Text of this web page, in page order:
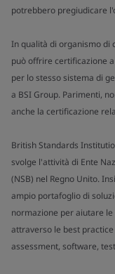
potrebbero pregiudicare
In qualità di organismo di
può offrire certificazione
per lo stesso sistema di
a BSI Group. Parimenti,
anche la certificazione
British Standards
svolge l'attività di Ente
(NSB) nel Regno Unito.
ampio portafoglio di
normazione per aiutare
attraverso le best
assessment, software,